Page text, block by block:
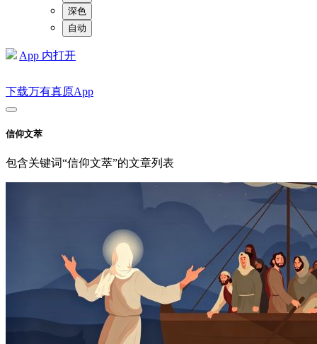
深色
自动
App 内打开
下载万有真原App
信仰文萃
包含关键词“信仰文萃”的文章列表